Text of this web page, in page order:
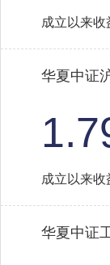
成立以来收
华夏中证
成立以来收
华夏中证